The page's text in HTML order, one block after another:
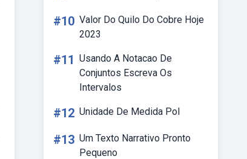
#10 Valor Do Quilo Do Cobre Hoje
2023
#11 Usando A Notacao De
Conjuntos Escreva Os
Intervalos
#12 Unidade De Medida Pol
#13 Um Texto Narrativo Pronto
Pequeno